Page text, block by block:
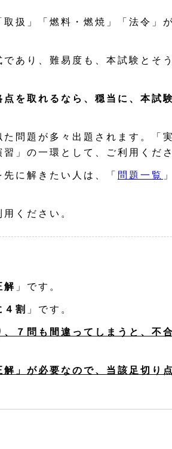
扱」「燃料・燃焼」「法令」
あり、難易度も、本試験とそ
を取れるなら、穏当に、本試
問題が多々出題されます。「
」の一環として、ご利用くださ
に解きたい人は、「 問題一覧
用ください。
解 」です。
割 」です。
７問も間違ってしまうと、不
」が必要なので、当該足切り